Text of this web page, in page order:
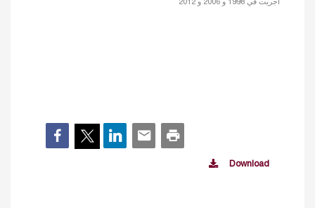
أجريت في 1998 و 2006 و 2012
Download